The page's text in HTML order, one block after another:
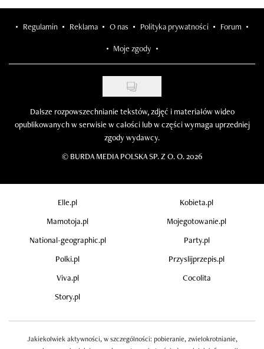
Regulamin Reklama O nas Polityka prywatności Forum
Moje zgody
Dalsze rozpowszechnianie tekstów, zdjęć i materiałów wideo
opublikowanych w serwisie w całości lub w części wymaga uprzedniej
zgody wydawcy.
© BURDA MEDIA POLSKA SP. Z O. O. 2026
Elle.pl
Kobieta.pl
Mamotoja.pl
Mojegotowanie.pl
National-geographic.pl
Party.pl
Polki.pl
Przyslijprzepis.pl
Viva.pl
Cocolita
Story.pl
Jakiekolwiek aktywności, w szczególności: pobieranie, zwielokrotnianie,